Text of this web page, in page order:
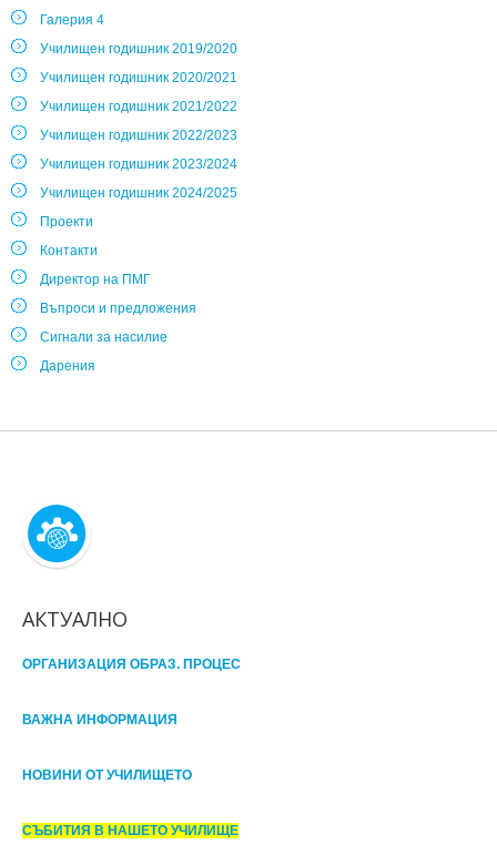
Галерия 4
Училищен годишник 2019/2020
Училищен годишник 2020/2021
Училищен годишник 2021/2022
Училищен годишник 2022/2023
Училищен годишник 2023/2024
Училищен годишник 2024/2025
Проекти
Контакти
Директор на ПМГ
Въпроси и предложения
Сигнали за насилие
Дарения
АКТУАЛНО
ОРГАНИЗАЦИЯ ОБРАЗ. ПРОЦЕС
ВАЖНА ИНФОРМАЦИЯ
НОВИНИ ОТ УЧИЛИЩЕТО
СЪБИТИЯ В НАШЕТО УЧИЛИЩЕ